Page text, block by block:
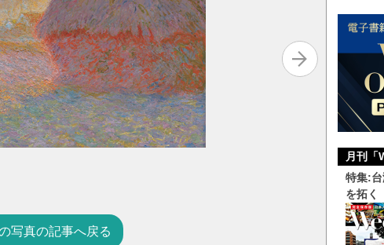
写真の記事へ戻る
月刊「
特集:
を拓く